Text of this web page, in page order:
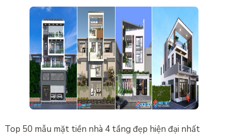
Top 50 mẫu mặt tiền nhà 4 tầng đẹp hiện đại nhất